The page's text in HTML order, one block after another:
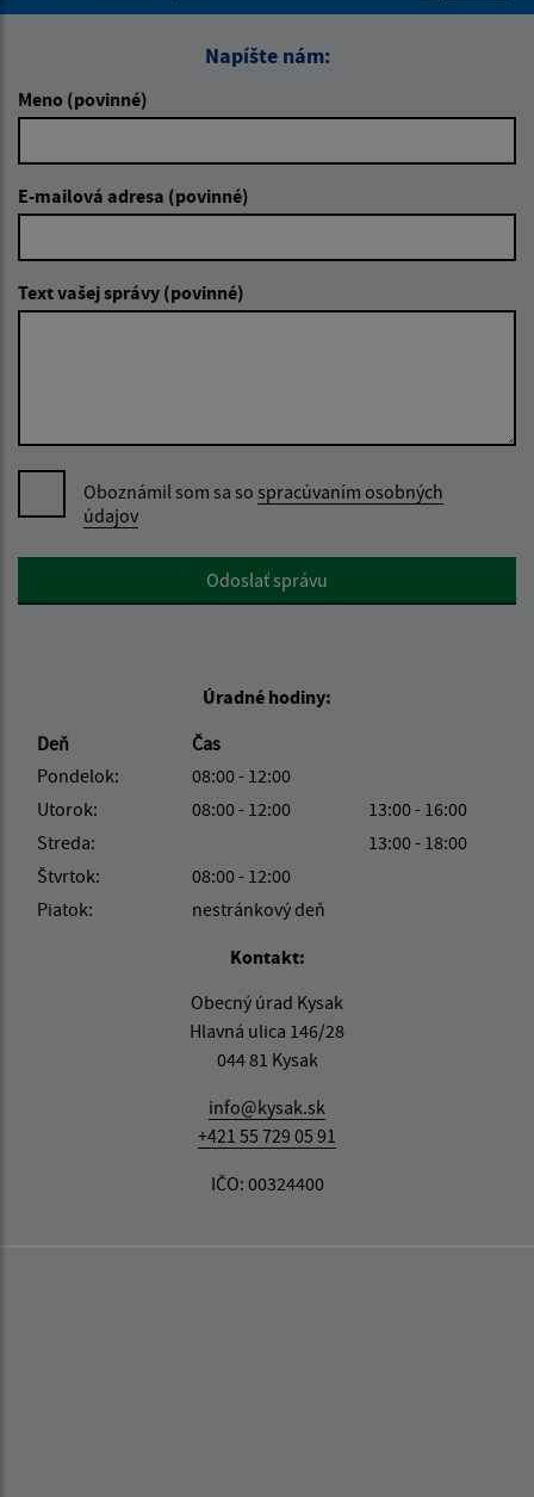
Napíšte nám:
Meno (povinné)
E-mailová adresa (povinné)
Text vašej správy (povinné)
Oboznámil som sa so spracúvaním osobných
údajov
Google reCaptcha ResponseOdoslať správu
Úradné hodiny:
Deň
Čas
Pondelok:
08:00 - 12:00
Utorok:
08:00 - 12:00
13:00 - 16:00
Streda:
13:00 - 18:00
Štvrtok:
08:00 - 12:00
Piatok:
nestránkový deň
Kontakt:
Obecný úrad Kysak
Hlavná ulica 146/28
044 81 Kysak
info@kysak.sk
+421 55 729 05 91
IČO: 00324400